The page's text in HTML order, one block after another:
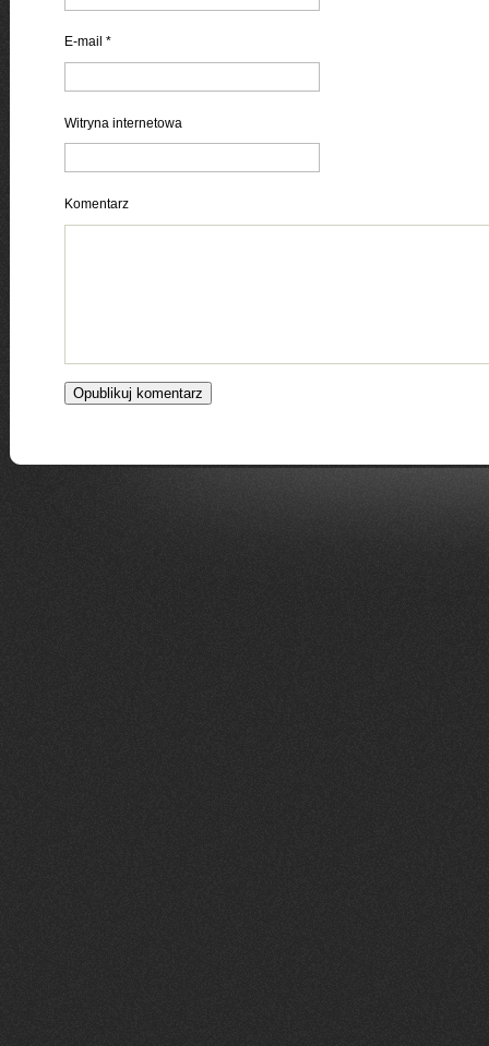
E-mail *
Witryna internetowa
Komentarz